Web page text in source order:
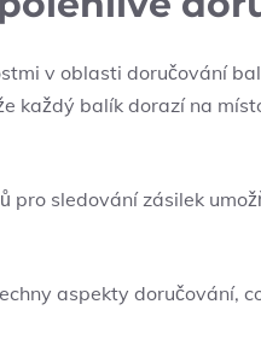
v oblasti doručování
každý balík dorazí na
pro sledování zásilek
aspekty doručování,